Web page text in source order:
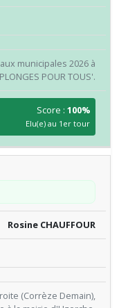
municipales 2026 à
POUR TOUS'.
Score :100%
Elu(e) au 1er tour
Rosine CHAUFFOUR
(Corrèze Demain),